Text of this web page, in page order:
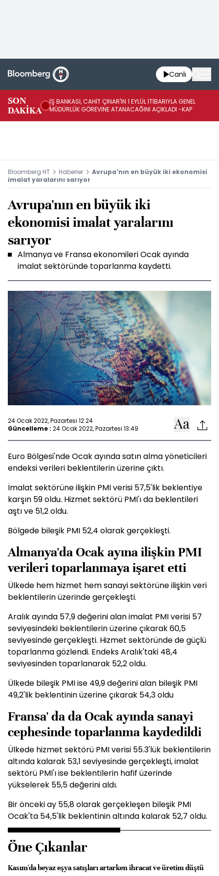
Canlı
SON
DAKİKA
İŞ BANKASI, CAHİT ÇINAR'IN 1 EYLÜL İTİBARIYLA GENEL
MÜDÜRLÜK GÖREVİNE ATANACAĞINI AÇIKLADI -KAP
Bloomberg HT Haberler
Avrupa'nın en büyük iki ekonomisi
imalat yaralarını sarıyor
Avrupa'nın en büyük iki
ekonomisi imalat yaralarını
sarıyor
Almanya ve Fransa ekonomileri Ocak ayında
imalat sektöründe toparlanma kaydetti.
24 Ocak 2022, Pazartesi 12:24
Güncelleme : 24 Ocak 2022, Pazartesi 13:49
Euro Bölgesi'nde Ocak ayında satın alma yöneticileri
endeksi verileri beklentilerin üzerine çıktı.
İmalat sektörüne ilişkin PMI verisi 57,5'lik beklentiye
karşın 59 oldu. Hizmet sektörü PMI'ı da beklentileri
aştı ve 51,2 oldu.
Bölgede bileşik PMI 52,4 olarak gerçekleşti.
Almanya'da Ocak ayına ilişkin PMI
verileri toparlanmaya işaret etti
Ülkede hem hizmet hem sanayi sektörüne ilişkin veri
beklentilerin üzerinde gerçekleşti.
Aralık ayında 57,9 değerini alan imalat PMI verisi 57
seviyesindeki beklentilerin üzerine çıkarak 60,5
seviyesinde gerçekleşti. Hizmet sektöründe de güçlü
toparlanma gözlendi. Endeks Aralık'taki 48,4
seviyesinden toparlanarak 52,2 oldu.
Ülkede bileşik PMI ise 49,9 değerini alan bileşik PMI
49,2'lik beklentinin üzerine çıkarak 54,3 oldu
Fransa' da da Ocak ayında sanayi
cephesinde toparlanma kaydedildi
Ülkede hizmet sektörü PMI verisi 55.3'lük beklentilerin
altında kalarak 53,1 seviyesinde gerçekleşti, imalat
sektörü PMI'ı ise beklentilerin hafif üzerinde
yükselerek 55,5 değerini aldı.
Bir önceki ay 55,8 olarak gerçekleşen bileşik PMI
Ocak'ta 54,5'lik beklentinin altında kalarak 52,7 oldu.
Öne Çıkanlar
Kasım'da beyaz eşya satışları artarken ihracat ve üretim düştü